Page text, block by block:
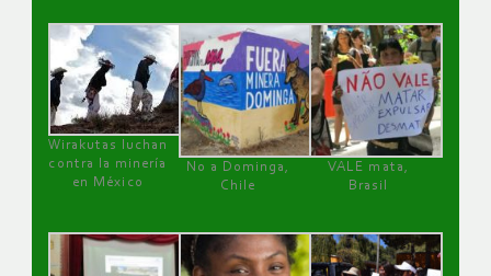
Wirakutas luchan
contra la minería
en México
No a Dominga,
Chile
VALE mata,
Brasil